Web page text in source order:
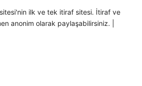
ilk ve tek itiraf sitesi. İtiraf ve
anonim olarak paylaşabilirsiniz. |